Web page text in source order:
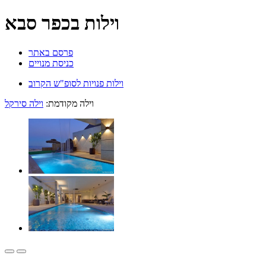
וילות בכפר סבא
פרסם באתר
כניסת מנויים
וילות פנויות לסופ"ש הקרוב
וילה מקודמת: וילה סירקל